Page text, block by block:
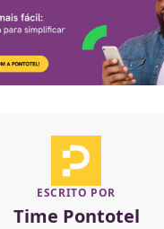
ESCRITO POR
Time Pontotel